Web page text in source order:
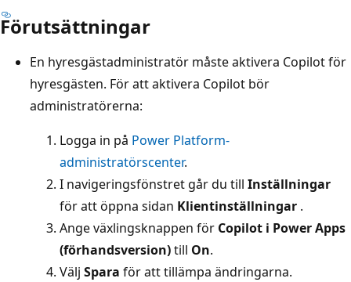
Förutsättningar
En hyresgästadministratör måste aktivera Copilot för
hyresgästen. För att aktivera Copilot bör
administratörerna:
Logga in på Power Platform-
administratörscenter.
I navigeringsfönstret går du till Inställningar
för att öppna sidan Klientinställningar .
Ange växlingsknappen för Copilot i Power Apps
(förhandsversion)till On.
Välj Spara för att tillämpa ändringarna.